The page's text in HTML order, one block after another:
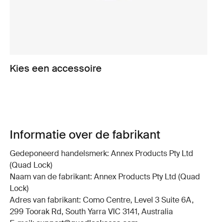
Kies een accessoire
Informatie over de fabrikant
Gedeponeerd handelsmerk: Annex Products Pty Ltd
(Quad Lock)
Naam van de fabrikant: Annex Products Pty Ltd (Quad
Lock)
Adres van fabrikant: Como Centre, Level 3 Suite 6A,
299 Toorak Rd, South Yarra VIC 3141, Australia